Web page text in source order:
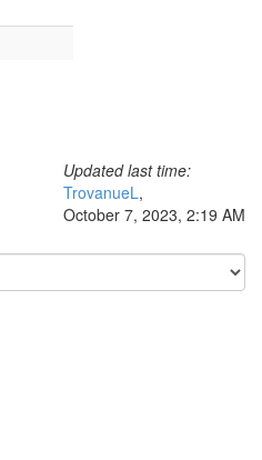
Updated last time:
TrovanueL,
October 7, 2023, 2:19 AM